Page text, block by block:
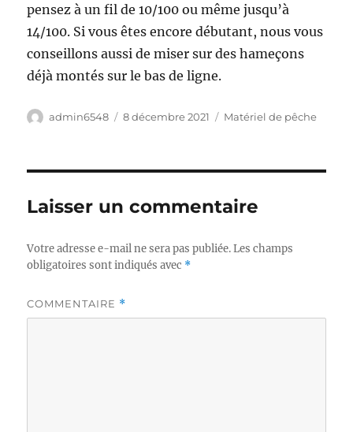
pensez à un fil de 10/100 ou même jusqu’à
14/100. Si vous êtes encore débutant, nous vous
conseillons aussi de miser sur des hameçons
déjà montés sur le bas de ligne.
Auteur
admin6548
Publié
8 décembre 2021 Catégories
Matériel de pêche
Laisser un commentaire
Votre adresse e-mail ne sera pas publiée. Les champs
obligatoires sont indiqués avec *
COMMENTAIRE *